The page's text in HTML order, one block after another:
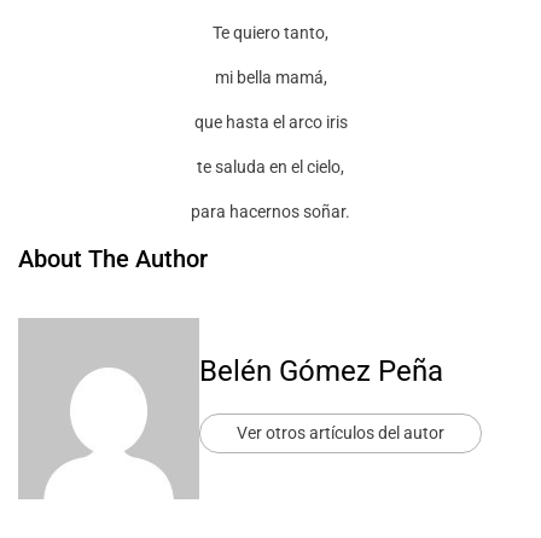
Te quiero tanto,
mi bella mamá,
que hasta el arco iris
te saluda en el cielo,
para hacernos soñar.
About The Author
Belén Gómez Peña
Ver otros artículos del autor